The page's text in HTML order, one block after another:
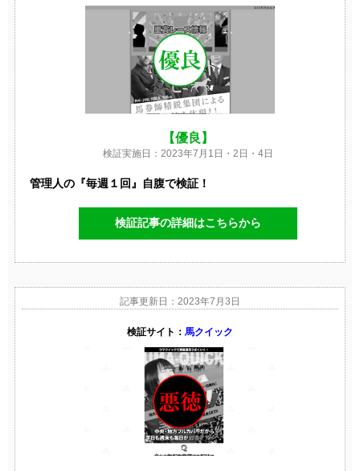
【優良】
検証実施日：2023年7月1日・2日・4日
管理人の『毎週１回』自腹で検証！
検証記事の詳細はこちらから
記事更新日：2023年7月3日
検証サイト： 馬クイック